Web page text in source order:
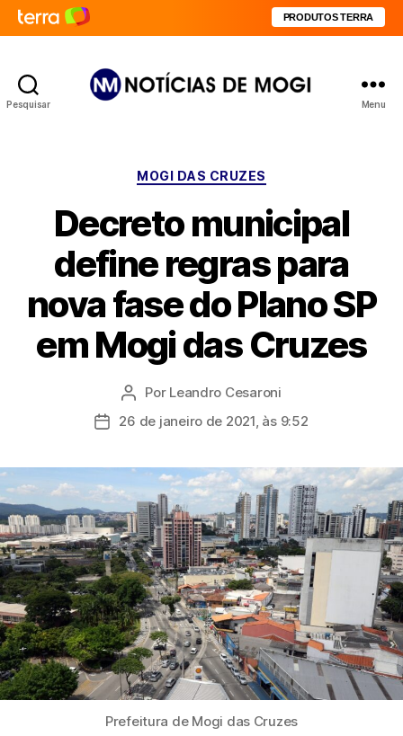
PRODUTOS TERRA
Pesquisar Menu
Categorias
MOGI DAS CRUZES
Decreto municipal
define regras para
nova fase do Plano SP
em Mogi das Cruzes
Autor
do
Por Leandro Cesaroni
Data26 de janeiro de 2021, às 9:52
Prefeitura de Mogi das Cruzes